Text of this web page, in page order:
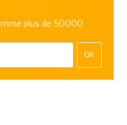
plus de 50000
OK